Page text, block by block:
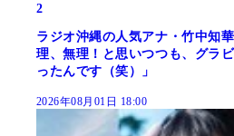
2
ラジオ沖縄の人気アナ・竹中知
理、無理！と思いつつも、グラ
ったんです（笑）」
2026年08月01日 18:00